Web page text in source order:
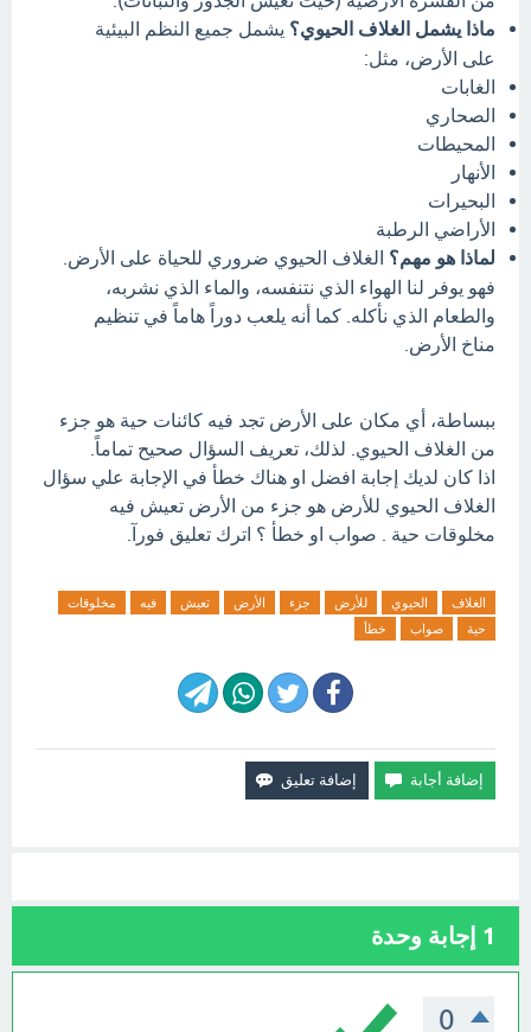
ماذا يشمل الغلاف الحيوي؟ يشمل جميع النظم البيئية
على الأرض، مثل:
الغابات
الصحاري
المحيطات
الأنهار
البحيرات
الأراضي الرطبة
لماذا هو مهم؟ الغلاف الحيوي ضروري للحياة على الأرض.
فهو يوفر لنا الهواء الذي نتنفسه، والماء الذي نشربه،
والطعام الذي نأكله. كما أنه يلعب دوراً هاماً في تنظيم
مناخ الأرض.
ببساطة، أي مكان على الأرض تجد فيه كائنات حية هو جزء
من الغلاف الحيوي. لذلك، تعريف السؤال صحيح تماماً.
اذا كان لديك إجابة افضل او هناك خطأ في الإجابة علي سؤال
الغلاف الحيوي للأرض هو جزء من الأرض تعيش فيه
مخلوقات حية . صواب او خطأ ؟ اترك تعليق فورآ.
الغلاف الحيوي للأرض جزء الأرض تعيش فيه
مخلوقات
حية
صواب خطأ
1 إجابة وحدة
0